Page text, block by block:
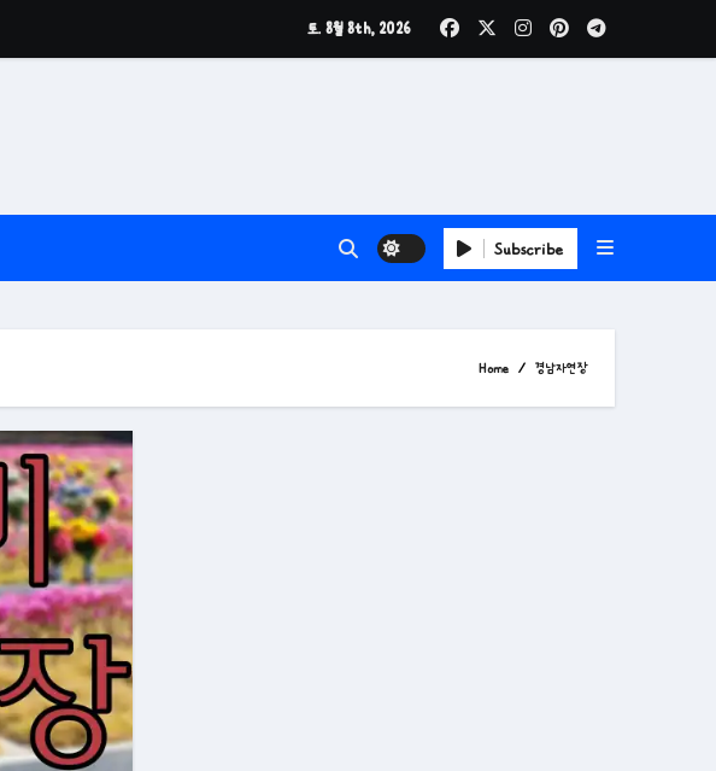
토. 8월 8th, 2026
Subscribe
Home 경남자연장